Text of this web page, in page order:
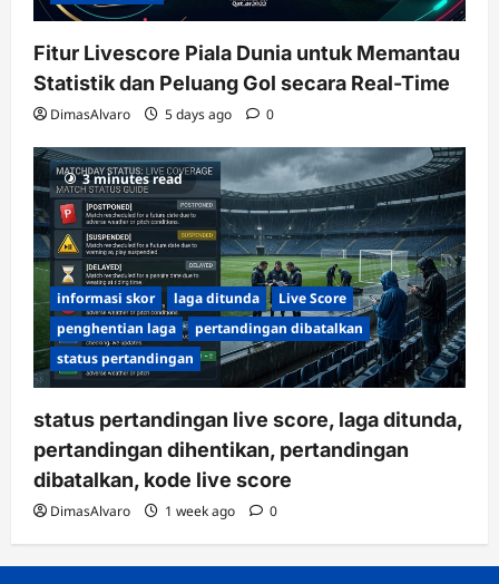
Fitur Livescore Piala Dunia untuk Memantau
Statistik dan Peluang Gol secara Real-Time
DimasAlvaro 5 days ago 0
3 minutes read
informasi skor laga ditunda
Live Score
penghentian laga
pertandingan dibatalkan
status pertandingan
status pertandingan live score, laga ditunda,
pertandingan dihentikan, pertandingan
dibatalkan, kode live score
DimasAlvaro 1 week ago 0